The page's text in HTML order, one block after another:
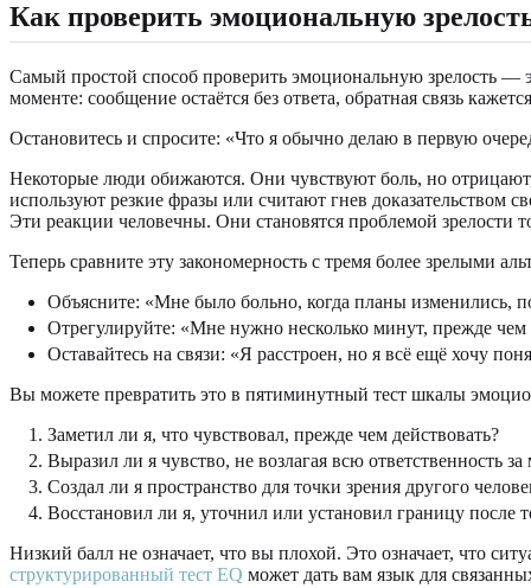
Как проверить эмоциональную
Самый простой способ проверить эмоциональную зрелость —
моменте: сообщение остаётся без ответа, обратная связь
Остановитесь и спросите: «Что я обычно делаю в первую
Некоторые люди обижаются. Они чувствуют боль, но
используют резкие фразы или считают гнев
Эти реакции человечны. Они становятся проблемой зрелости
Теперь сравните эту закономерность с тремя более зрелыми
Объясните: «Мне было больно, когда планы изменились,
Отрегулируйте: «Мне нужно несколько минут, прежде чем
Оставайтесь на связи: «Я расстроен, но я всё ещё хочу
Вы можете превратить это в пятиминутный тест шкалы
Заметил ли я, что чувствовал, прежде чем действовать?
Выразил ли я чувство, не возлагая всю ответственность
Создал ли я пространство для точки зрения другого
Восстановил ли я, уточнил или установил границу после
Низкий балл не означает, что вы плохой. Это означает, что
структурированный тест EQ может дать вам язык для